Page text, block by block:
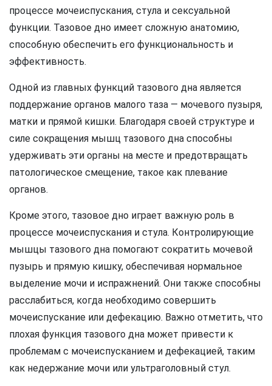
процессе мочеиспускания, стула и сексуальной
функции. Тазовое дно имеет сложную анатомию,
способную обеспечить его функциональность и
эффективность.
Одной из главных функций тазового дна является
поддержание органов малого таза — мочевого пузыря,
матки и прямой кишки. Благодаря своей структуре и
силе сокращения мышц тазового дна способны
удерживать эти органы на месте и предотвращать
патологическое смещение, такое как плевание
органов.
Кроме этого, тазовое дно играет важную роль в
процессе мочеиспускания и стула. Контролирующие
мышцы тазового дна помогают сократить мочевой
пузырь и прямую кишку, обеспечивая нормальное
выделение мочи и испражнений. Они также способны
расслабиться, когда необходимо совершить
мочеиспускание или дефекацию. Важно отметить, что
плохая функция тазового дна может привести к
проблемам с мочеиспусканием и дефекацией, таким
как недержание мочи или ультраголовный стул.